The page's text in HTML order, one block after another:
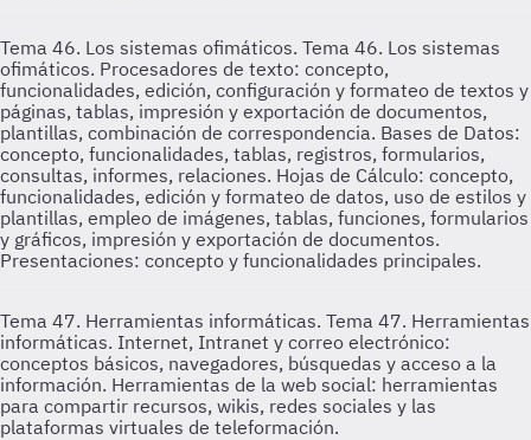
Tema 46. Los sistemas ofimáticos. Tema 46. Los sistemas
ofimáticos. Procesadores de texto: concepto,
funcionalidades, edición, configuración y formateo de textos y
páginas, tablas, impresión y exportación de documentos,
plantillas, combinación de correspondencia. Bases de Datos:
concepto, funcionalidades, tablas, registros, formularios,
consultas, informes, relaciones. Hojas de Cálculo: concepto,
funcionalidades, edición y formateo de datos, uso de estilos y
plantillas, empleo de imágenes, tablas, funciones, formularios
y gráficos, impresión y exportación de documentos.
Presentaciones: concepto y funcionalidades principales.
Tema 47. Herramientas informáticas. Tema 47. Herramientas
informáticas. Internet, Intranet y correo electrónico:
conceptos básicos, navegadores, búsquedas y acceso a la
información. Herramientas de la web social: herramientas
para compartir recursos, wikis, redes sociales y las
plataformas virtuales de teleformación.